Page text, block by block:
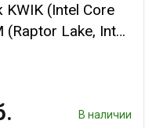
(Intel Core
(Raptor Lake, Intel
32 ГБ ОЗУ (2
В наличии